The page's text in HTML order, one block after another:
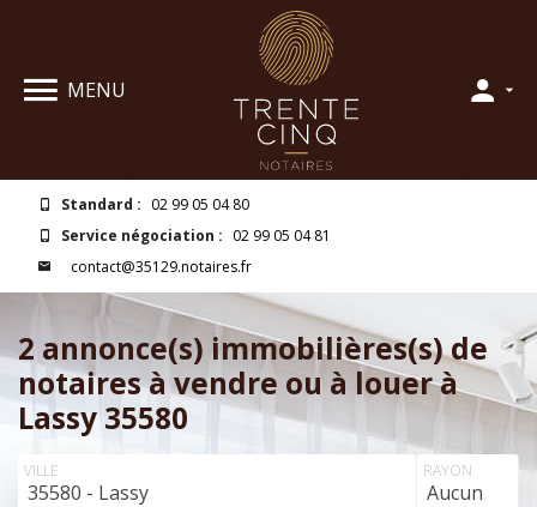
MENU
Standard : 02 99 05 04 80
Service négociation : 02 99 05 04 81
contact@35129.notaires.fr
2 annonce(s) immobilières(s) de
notaires à vendre ou à louer à
Lassy 35580
VILLE
35580 - Lassy
RAYON
Aucun